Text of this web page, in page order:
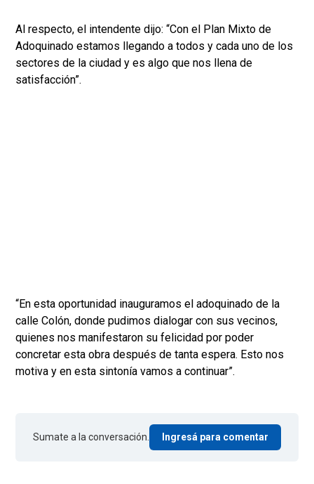
Al respecto, el intendente dijo: “Con el Plan Mixto de
Adoquinado estamos llegando a todos y cada uno de los
sectores de la ciudad y es algo que nos llena de
satisfacción”.
“En esta oportunidad inauguramos el adoquinado de la
calle Colón, donde pudimos dialogar con sus vecinos,
quienes nos manifestaron su felicidad por poder
concretar esta obra después de tanta espera. Esto nos
motiva y en esta sintonía vamos a continuar”.
Sumate a la conversación. Ingresá para comentar